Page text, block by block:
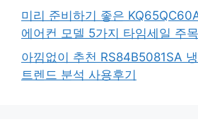
미리 준비하기 좋은
에어컨 모델 5가지 타임세일 주목
아낌없이 추천 RS84B5081SA
트렌드 분석 사용후기